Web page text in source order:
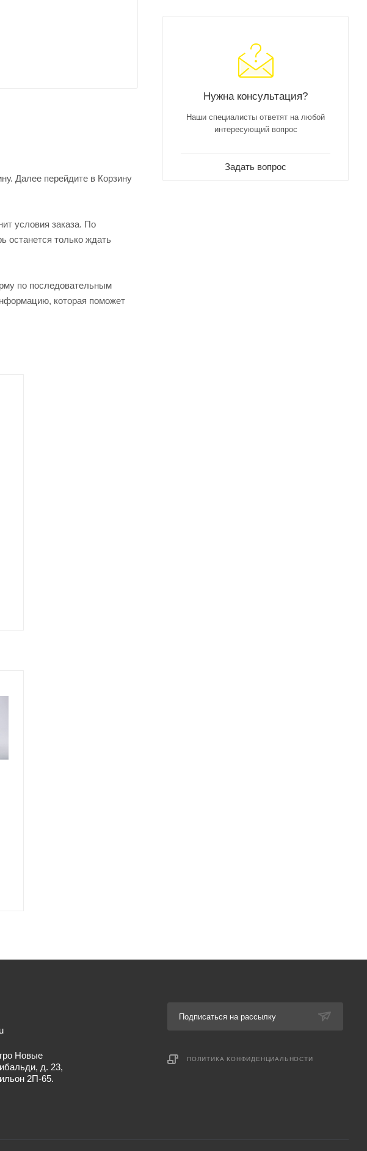
Далее перейдите в Корзину
условия заказа. По
останется только ждать
по последовательным
которая поможет
Нужна консультация?
Наши специалисты ответят на любой
интересующий вопрос
Задать вопрос
Новые
д. 23,
2П-65.
Подписаться на рассылку
ПОЛИТИКА КОНФИДЕНЦИАЛЬНОСТИ